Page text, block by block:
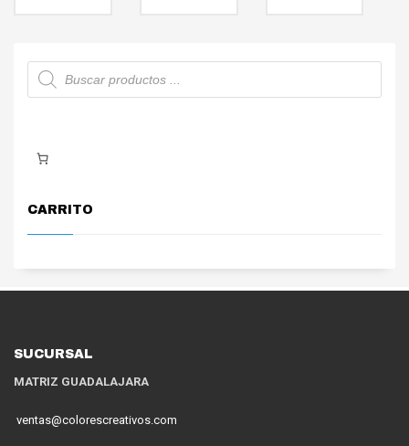
Búsqueda
de
productos
CARRITO
SUCURSAL
MATRIZ GUADALAJARA
ventas@colorescreativos.com